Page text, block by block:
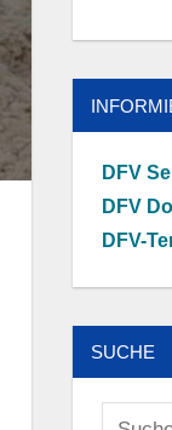
DFV
DFV
DFV-
SUCHE
Suchen